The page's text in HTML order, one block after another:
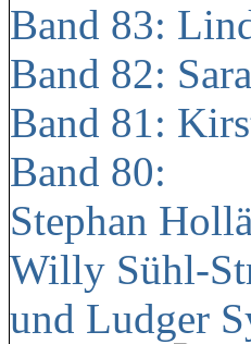
Band 83:
Band 82:
Band 81:
Band 80:
Stephan
Willy Sühl-
und Ludger